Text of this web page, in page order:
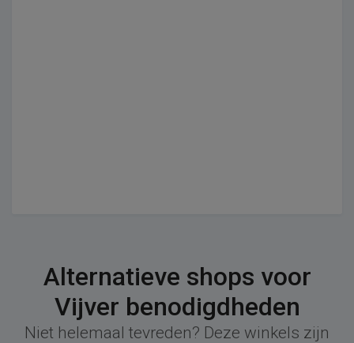
Alternatieve shops voor
Vijver benodigdheden
Niet helemaal tevreden? Deze winkels zijn